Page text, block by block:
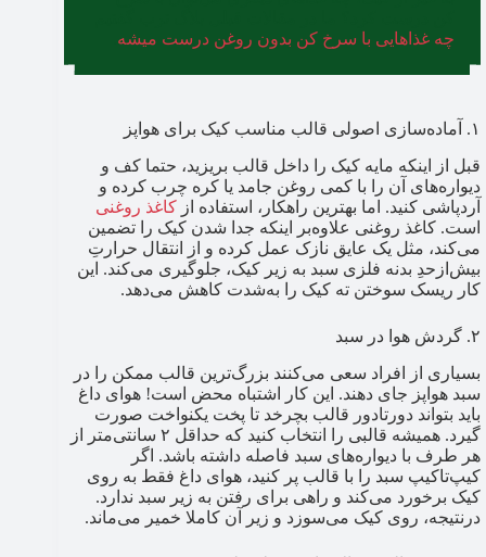
چه غذاهایی با سرخ کن بدون روغن درست میشه
۱. آماده‌سازی اصولی قالب مناسب کیک برای هواپز
قبل از اینکه مایه کیک را داخل قالب بریزید، حتما کف و
دیواره‌های آن را با کمی روغن جامد یا کره چرب کرده و
آردپاشی کنید. اما بهترین راهکار، استفاده از کاغذ روغنی
است. کاغذ روغنی علاوه‌بر اینکه جدا شدن کیک را تضمین
می‌کند، مثل یک عایق نازک عمل کرده و از انتقال حرارتِ
بیش‌از‌حدِ بدنه فلزی سبد به زیر کیک، جلوگیری می‌کند. این
کار ریسک سوختن ته کیک را به‌شدت کاهش می‌دهد.
۲. گردش هوا در سبد
بسیاری از افراد سعی می‌کنند بزرگ‌ترین قالب ممکن را در
سبد هواپز جای دهند. این کار اشتباه محض است! هوای داغ
باید بتواند دور‌تا‌دور قالب بچرخد تا پخت یکنواخت صورت
گیرد. همیشه قالبی را انتخاب کنید که حداقل ۲ سانتی‌متر از
هر طرف با دیواره‌های سبد فاصله داشته باشد. اگر
کیپ‌تاکیپ سبد را با قالب پر کنید، هوای داغ فقط به روی
کیک برخورد می‌کند و راهی برای رفتن به زیر سبد ندارد.
درنتیجه، روی کیک می‌سوزد و زیر آن کاملا خمیر می‌ماند.